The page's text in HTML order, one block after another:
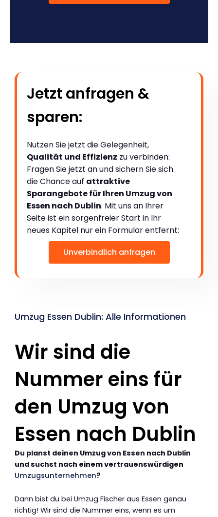
Jetzt anfragen &
sparen:
Nutzen Sie jetzt die Gelegenheit,
Qualität und Effizienz zu verbinden:
Fragen Sie jetzt an und sichern Sie sich
die Chance auf attraktive
Sparangebote für Ihren Umzug von
Essen nach Dublin. Mit uns an Ihrer
Seite ist ein sorgenfreier Start in Ihr
neues Kapitel nur ein Formular entfernt:
Unverbindlich anfragen
Umzug Essen Dublin: Alle Informationen
Wir sind die
Nummer eins für
den Umzug von
Essen nach Dublin
Du planst deinen Umzug von Essen nach Dublin
und suchst nach einem vertrauenswürdigen
Umzugsunternehmen?
Dann bist du bei Umzug Fischer aus Essen genau
richtig! Wir sind die Nummer eins, wenn es um